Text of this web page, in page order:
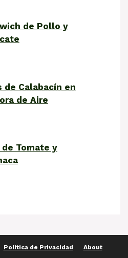
de Pollo y
de Calabacín en
de Aire
de Tomate y
Política de Privacidad
About